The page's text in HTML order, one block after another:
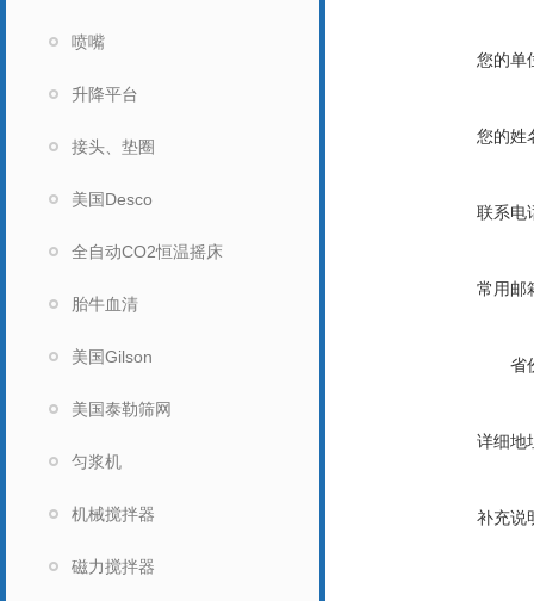
喷嘴
升降平台
接头、垫圈
美国Desco
全自动CO2恒温摇床
胎牛血清
美国Gilson
美国泰勒筛网
匀浆机
机械搅拌器
磁力搅拌器
您的单
您的姓
联系电
常用邮
省
详细地
补充说